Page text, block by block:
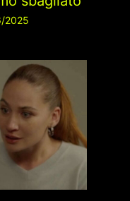
2025